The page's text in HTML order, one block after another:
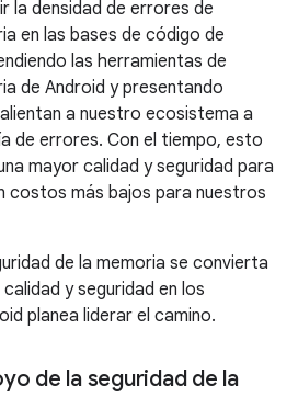
la densidad de errores de
en las bases de código de
las herramientas de
de Android y presentando
a nuestro ecosistema a
de errores. Con el tiempo, esto
mayor calidad y seguridad para
costos más bajos para nuestros
de la memoria se convierta
y seguridad en los
planea liderar el camino.
de la seguridad de la